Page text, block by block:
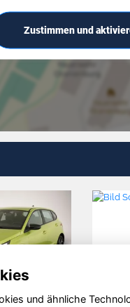
Zustimmen und
und ähnliche